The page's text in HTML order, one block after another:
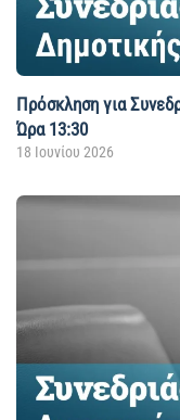
Πρόσκληση για
Ώρα 13:30
18 Ιουνίου 2026